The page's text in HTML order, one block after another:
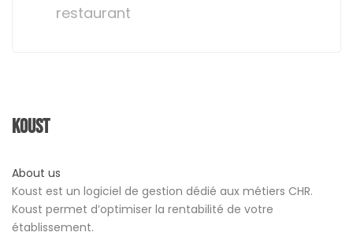
restaurant
Koust
About us
Koust est un logiciel de gestion dédié aux métiers CHR.
Koust permet d’optimiser la rentabilité de votre
établissement.